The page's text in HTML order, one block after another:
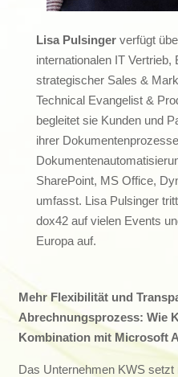
Lisa Pulsinger verfügt
internationalen IT
strategischer Sales &
Technical Evangelist &
begleitet sie Kunden und
ihrer
SharePoint, MS Office,
umfasst. Lisa Pulsinger
dox42 auf vielen Events
Europa auf.
Mehr Flexibilität und
Abrechnungsprozess: Wie
Kombination mit Microsoft
Das Unternehmen KWS